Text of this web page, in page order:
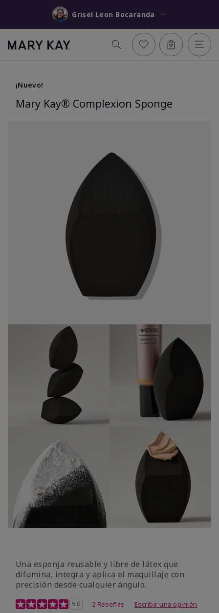
Grisel Leon Bocaranda
¡Nuevo!
Mary Kay® Complexion Sponge
Una esponja reusable y libre de látex que
difumina, integra y aplica el maquillaje con
precisión desde cualquier ángulo.
Calificación de clientes de 5 de 5
5.0 2 Reseñas Escribir una opinión